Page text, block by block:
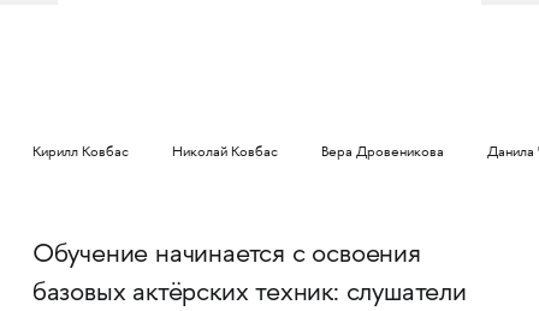
Кирилл Ковбас Николай Ковбас Вера Дровеникова Данила
Обучение начинается с освоения
базовых актёрских техник: слушатели